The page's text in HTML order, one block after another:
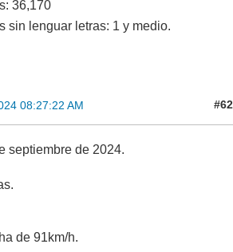
36,170
sin lenguar letras: 1 y medio.
08:27:22 AM #62
septiembre de 2024.
de 91km/h.